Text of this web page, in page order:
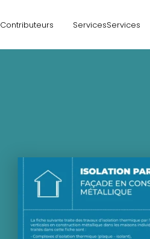
Contributeurs ServicesServices